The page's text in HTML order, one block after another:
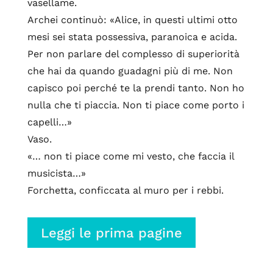
vasellame.
Archei continuò: «Alice, in questi ultimi otto
mesi sei stata possessiva, paranoica e acida.
Per non parlare del complesso di superiorità
che hai da quando guadagni più di me. Non
capisco poi perché te la prendi tanto. Non ho
nulla che ti piaccia. Non ti piace come porto i
capelli…»
Vaso.
«… non ti piace come mi vesto, che faccia il
musicista…»
Forchetta, conficcata al muro per i rebbi.
Leggi le prima pagine